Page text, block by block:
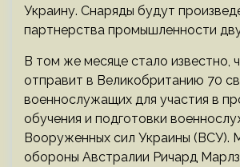
Украину. Снаряды будут
партнерства промышленности
В том же месяце стало известно,
отправит в Великобританию 70
военнослужащих для участия в
обучения и подготовки
Вооруженных сил Украины (ВСУ).
обороны Австралии Ричард Марлз